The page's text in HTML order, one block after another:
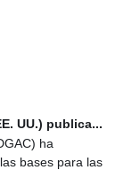
UU.) publica...
ha
bases para las